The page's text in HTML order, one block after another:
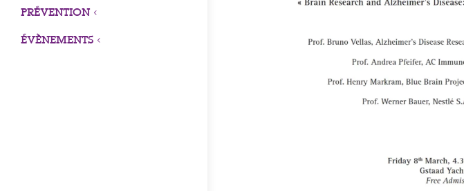
PRÉVENTION3
ÉVÈNEMENTS 3